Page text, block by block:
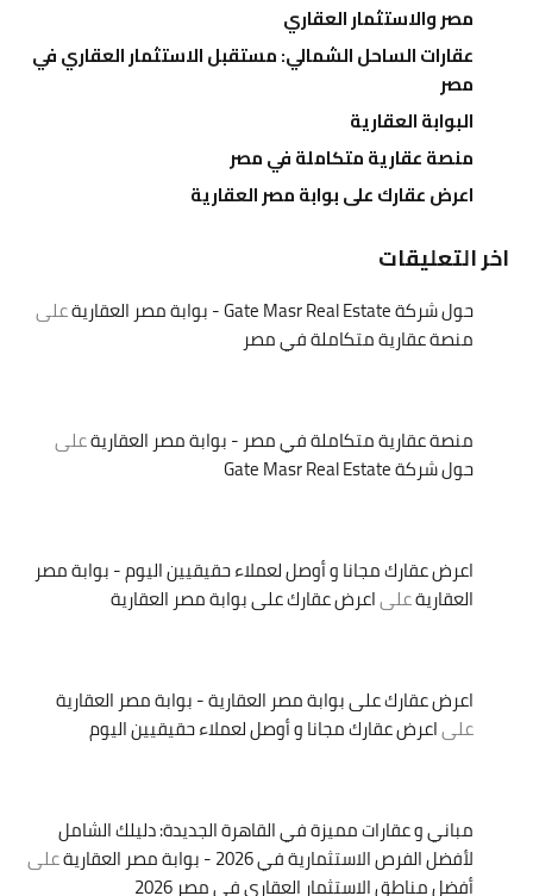
مصر والاستثمار العقاري
عقارات الساحل الشمالي: مستقبل الاستثمار العقاري في
مصر
البوابة العقارية
منصة عقارية متكاملة في مصر
اعرض عقارك على بوابة مصر العقارية
اخر التعليقات
حول شركة Gate Masr Real Estate - بوابة مصر العقارية
على
منصة عقارية متكاملة في مصر
منصة عقارية متكاملة في مصر - بوابة مصر العقاريةعلى
حول شركة Gate Masr Real Estate
اعرض عقارك مجانا و أوصل لعملاء حقيقيين اليوم - بوابة مصر
العقاريةعلىاعرض عقارك على بوابة مصر العقارية
اعرض عقارك على بوابة مصر العقارية - بوابة مصر العقارية
علىاعرض عقارك مجانا و أوصل لعملاء حقيقيين اليوم
مباني و عقارات مميزة في القاهرة الجديدة: دليلك الشامل
لأفضل الفرص الاستثمارية في 2026 - بوابة مصر العقارية
على
أفضل مناطق الاستثمار العقاري في مصر 2026